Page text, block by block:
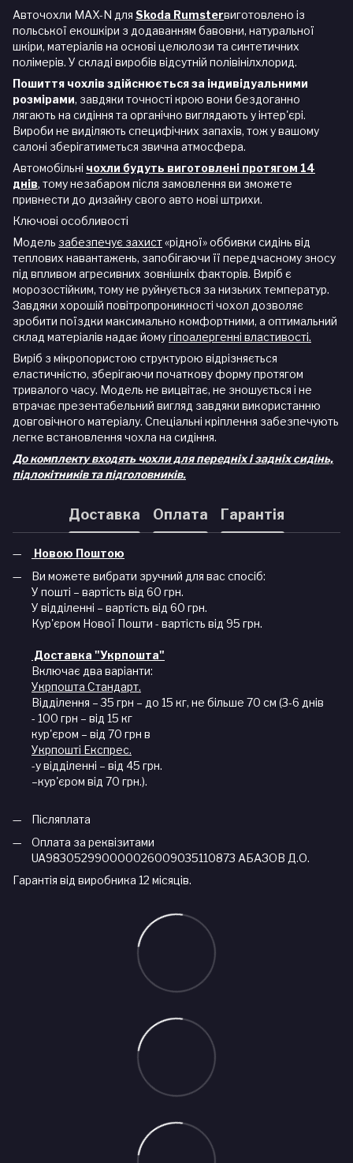
Авточохли MAX-N для Skoda Rumsterвиготовлено із
польської екошкіри з додаванням бавовни, натуральної
шкіри, матеріалів на основі целюлози та синтетичних
полімерів. У складі виробів відсутній полівінілхлорид.
Пошиття чохлів здійснюється за індивідуальними
розмірами, завдяки точності крою вони бездоганно
лягають на сидіння та органічно виглядають у інтер'єрі.
Вироби не виділяють специфічних запахів, тож у вашому
салоні зберігатиметься звична атмосфера.
Автомобільні чохли будуть виготовлені протягом 14
днів, тому незабаром після замовлення ви зможете
привнести до дизайну свого авто нові штрихи.
Ключові особливості
Модель забезпечує захист«рідної» оббивки сидінь від
теплових навантажень, запобігаючи її передчасному зносу
під впливом агресивних зовнішніх факторів. Виріб є
морозостійким, тому не руйнується за низьких температур.
Завдяки хорошій повітропроникності чохол дозволяє
зробити поїздки максимально комфортними, а оптимальний
склад матеріалів надає йомугіпоалергенні властивості.
Виріб з мікропористою структурою відрізняється
еластичністю, зберігаючи початкову форму протягом
тривалого часу. Модель не вицвітає, не зношується і не
втрачає презентабельний вигляд завдяки використанню
довговічного матеріалу. Спеціальні кріплення забезпечують
легке встановлення чохла на сидіння.
До комплекту входять чохли для передніх і задніх сидінь,
підлокітників та підголовників.
Доставка Оплата Гарантія
Новою Поштою
Ви можете вибрати зручний для вас спосіб:
У пошті – вартість від 60 грн.
У відділенні – вартість від 60 грн.
Кур'єром Нової Пошти - вартість від 95 грн.
Доставка "Укрпошта"
Включає два варіанти:
Укрпошта Стандарт.
Відділення – 35 грн – до 15 кг, не більше 70 см (3-6 днів
- 100 грн – від 15 кг
кур'єром – від 70 грн в
Укрпошті Експрес.
-у відділенні – від 45 грн.
–кур'єром від 70 грн.).
Післяплата
Оплата за реквізитами
UA983052990000026009035110873 АБАЗОВ Д.О.
Гарантія від виробника 12 місяців.